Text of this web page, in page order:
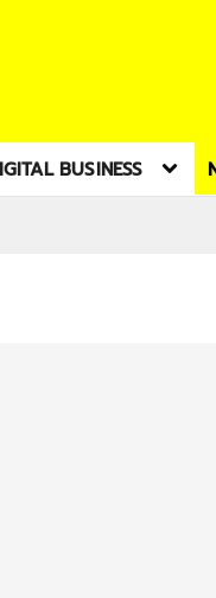
BUSINESS